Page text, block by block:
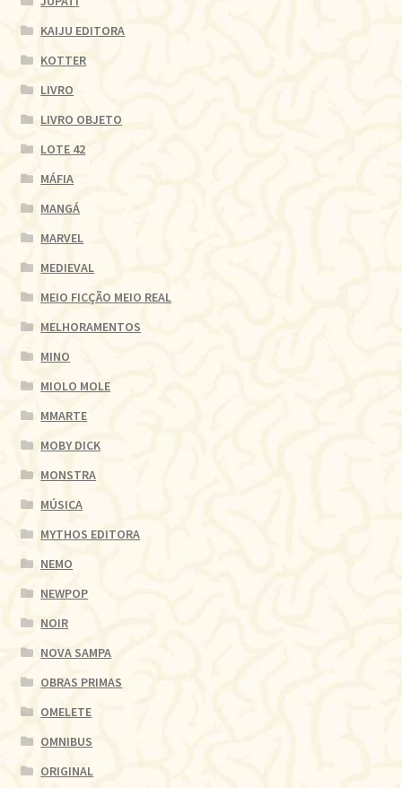
KAIJU EDITORA
KOTTER
LIVRO
LIVRO OBJETO
LOTE 42
MÁFIA
MANGÁ
MARVEL
MEDIEVAL
MEIO FICÇÃO MEIO REAL
MELHORAMENTOS
MINO
MIOLO MOLE
MMARTE
MOBY DICK
MONSTRA
MÚSICA
MYTHOS EDITORA
NEMO
NEWPOP
NOIR
NOVA SAMPA
OBRAS PRIMAS
OMELETE
OMNIBUS
ORIGINAL